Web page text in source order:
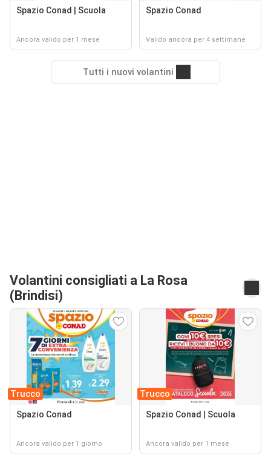
Spazio Conad | Scuola
Ancora valido per 1 mese
Spazio Conad
Valido ancora per 4 settimane
Tutti i nuovi volantini
Volantini consigliati a La Rosa
(Brindisi)
Trucco
Spazio Conad
Ancora valido per 1 giorno
Trucco
Spazio Conad | Scuola
Ancora valido per 1 mese